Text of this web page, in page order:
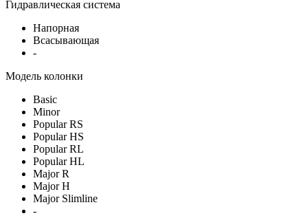
Гидравлическая система
Напорная
Всасывающая
-
Модель колонки
Basic
Minor
Popular RS
Popular HS
Popular RL
Popular HL
Major R
Major H
Major Slimline
-